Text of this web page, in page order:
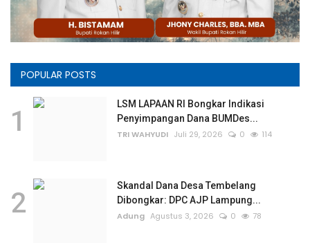
POPULAR POSTS
1
LSM LAPAAN RI Bongkar Indikasi
Penyimpangan Dana BUMDes...
TRI WAHYUDI Juli 29, 2026 0 114
2
Skandal Dana Desa Tembelang
Dibongkar: DPC AJP Lampung...
Adung Agustus 3, 2026 0 78